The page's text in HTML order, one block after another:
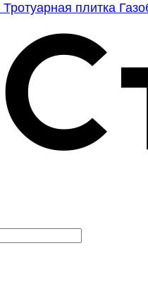
Тротуарная плитка